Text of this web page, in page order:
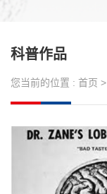
科普作品
您当前的位置 : 首页 >